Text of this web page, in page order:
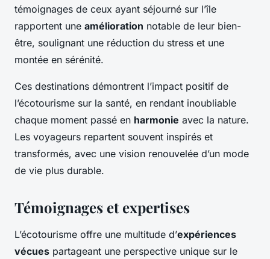
témoignages de ceux ayant séjourné sur l’île
rapportent une amélioration notable de leur bien-
être, soulignant une réduction du stress et une
montée en sérénité.
Ces destinations démontrent l’impact positif de
l’écotourisme sur la santé, en rendant inoubliable
chaque moment passé en harmonie avec la nature.
Les voyageurs repartent souvent inspirés et
transformés, avec une vision renouvelée d’un mode
de vie plus durable.
Témoignages et expertises
L’écotourisme offre une multitude d’expériences
vécues partageant une perspective unique sur le